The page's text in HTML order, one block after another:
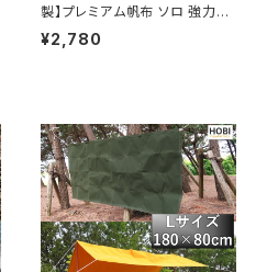
製】プレミアム帆布 ソロ 強力防
水パラフィン加工 [無骨でタフ]
キャンプ レジャー ホビ【MADE
IN JAPAN】
¥2,780